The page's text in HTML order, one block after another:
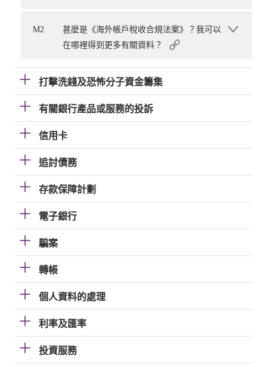
M2
甚麼是《海外帳戶稅收合規法案》？我可以
在哪裡得到更多有關資料？
打擊洗錢及恐怖分子資金籌集
有關銀行產品或服務的投訴
信用卡
追討債務
存款保障計劃
電子銀行
騙案
轉帳
個人資料的處理
利率及匯率
投資服務